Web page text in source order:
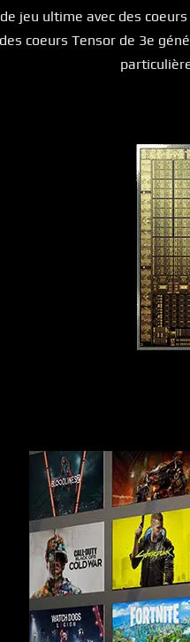
de jeu ultime avec des
coeurs Tensor de 3e